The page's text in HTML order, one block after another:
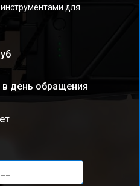
для
день обращения